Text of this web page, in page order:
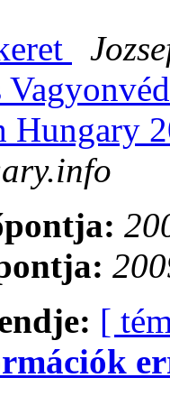
Hungary
[